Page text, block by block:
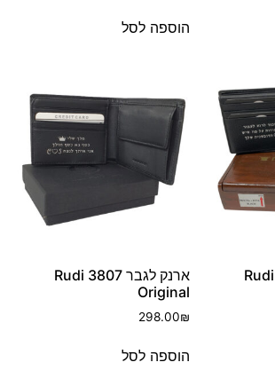
הוספה לסל
ארנק לגבר 3807 Rudi
ארנק לגבר 3807 Rudi
Original
298.00₪
הוספה לסל